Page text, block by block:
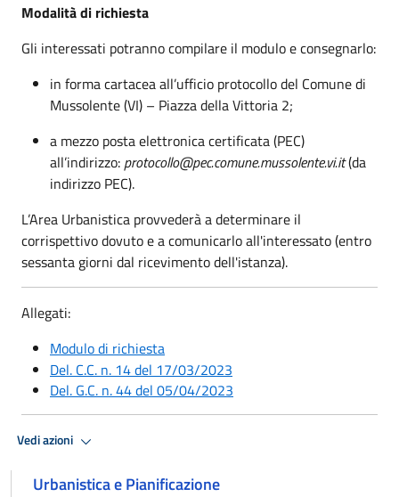
Modalità di richiesta
Gli interessati potranno compilare il modulo e consegnarlo:
in forma cartacea all’ufficio protocollo del Comune di
Mussolente (VI) – Piazza della Vittoria 2;
a mezzo posta elettronica certificata (PEC)
all’indirizzo: protocollo@pec.comune.mussolente.vi.it(da
indirizzo PEC).
L’Area Urbanistica provvederà a determinare il
corrispettivo dovuto e a comunicarlo all'interessato (entro
sessanta giorni dal ricevimento dell'istanza).
Allegati:
Modulo di richiesta
Del. C.C. n. 14 del 17/03/2023
Del. G.C. n. 44 del 05/04/2023
Vedi azioni
Urbanistica e Pianificazione